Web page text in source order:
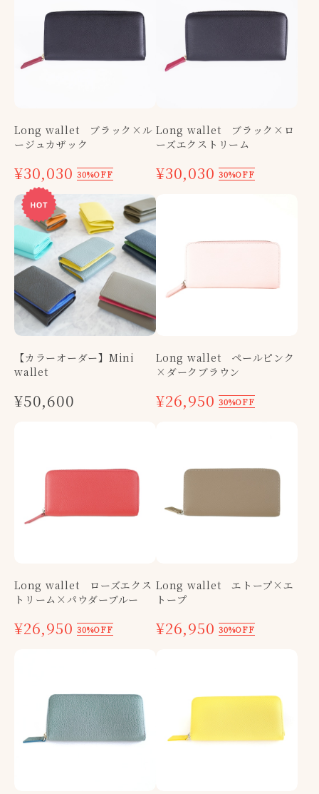
Long wallet ブラック×ル
ージュカザック
¥30,030 30%OFF
Long wallet ブラック×ロ
ーズエクストリーム
¥30,030 30%OFF
【カラーオーダー】Mini
wallet
¥50,600
Long wallet ペールピンク
×ダークブラウン
¥26,950 30%OFF
Long wallet ローズエクス
トリーム×パウダーブルー
¥26,950 30%OFF
Long wallet エトープ×エ
トープ
¥26,950 30%OFF